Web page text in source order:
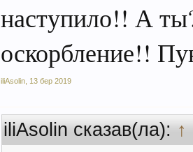
наступило!! А
оскорбление!!
iliAsolin 13 бер 2019
iliAsolin сказав(ла):↑